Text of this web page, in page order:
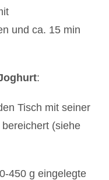
und ca. 15 min
:
Tisch mit seiner
(siehe
450 g eingelegte